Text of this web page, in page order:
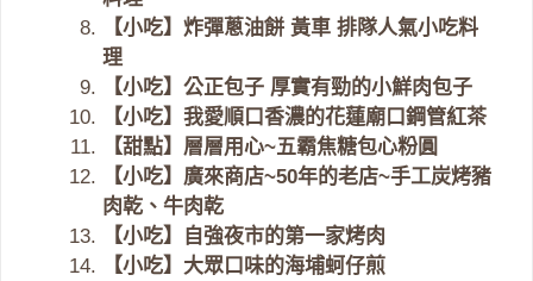
【小吃】炸彈蔥油餅 黃車 排隊人氣小吃料
理
【小吃】公正包子 厚實有勁的小鮮肉包子
【小吃】我愛順口香濃的花蓮廟口鋼管紅茶
【甜點】層層用心~五霸焦糖包心粉圓
【小吃】廣來商店~50年的老店~手工炭烤豬
肉乾、牛肉乾
【小吃】自強夜市的第一家烤肉
【小吃】大眾口味的海埔蚵仔煎